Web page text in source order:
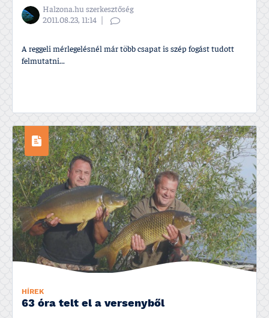
Halzona.hu szerkesztőség
2011.08.23, 11:14
A reggeli mérlegelésnél már több csapat is szép fogást tudott
felmutatni...
HÍREK
63 óra telt el a versenyből